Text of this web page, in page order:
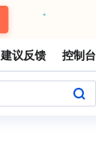
建议反馈 控制台